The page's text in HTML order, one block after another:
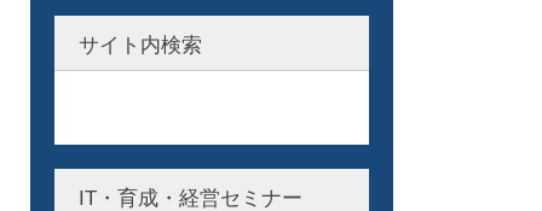
サイト内検索
IT・育成・経営セミナー